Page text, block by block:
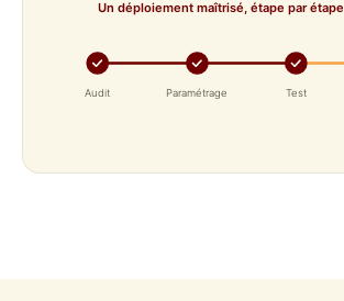
Un déploiement maîtrisé, étape par étape
Audit Paramétrage Test